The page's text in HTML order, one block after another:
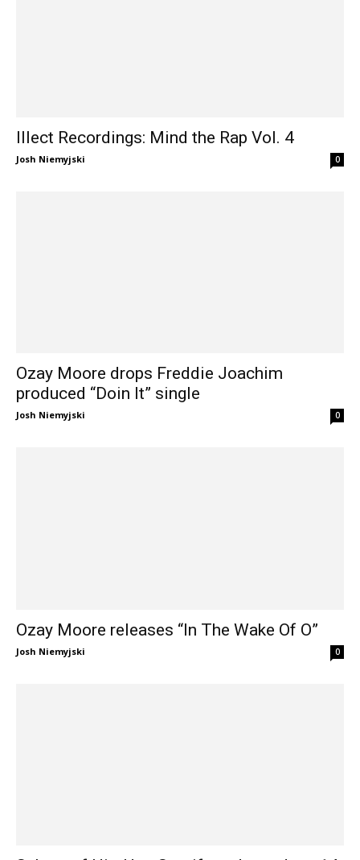
Illect Recordings: Mind the Rap Vol. 4
Josh Niemyjski 0
Ozay Moore drops Freddie Joachim
produced “Doin It” single
Josh Niemyjski 0
Ozay Moore releases “In The Wake Of O”
Josh Niemyjski 0